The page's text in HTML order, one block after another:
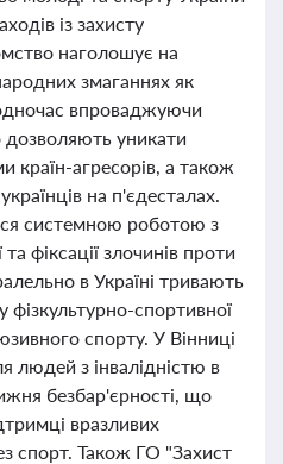
із захисту
наголошує на
змаганнях як
впроваджуючи
уникати
країн-агресорів, а також
на п'єдесталах.
системною роботою з
фіксації злочинів проти
в Україні тривають
фізкультурно-спортивної
спорту. У Вінниці
людей з інвалідністю в
безбар'єрності, що
вразливих
спорт. Також ГО "Захист